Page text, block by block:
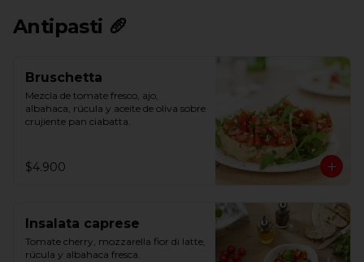
Antipasti 🥖
Bruschetta
Mezcla de tomate fresco, ajo,
albahaca, rúcula y aceite de oliva sobre
crujiente pan ciabatta.
$4.900
Insalata caprese
Tomate cherry, mozzarella fior di latte,
rúcula y albahaca fresca.